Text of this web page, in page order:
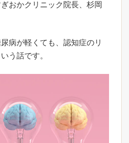
おかクリニック院長、杉岡
病が軽くても、認知症のリ
う話です。